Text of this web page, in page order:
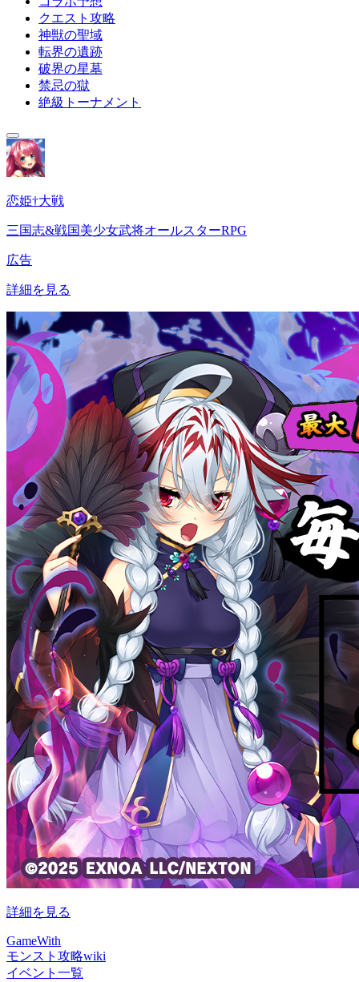
クエスト攻略
神獣の聖域
転界の遺跡
破界の星墓
禁忌の獄
絶級トーナメント
恋姫†大戦
三国志&戦国美少女武将オールスターRPG
広告
詳細を見る
詳細を見る
GameWith
モンスト攻略wiki
イベント一覧